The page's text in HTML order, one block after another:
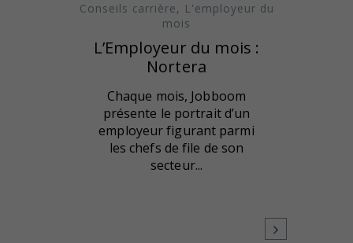
Conseils carrière, L'employeur du
mois
L’Employeur du mois :
Nortera
Chaque mois, Jobboom
présente le portrait d’un
employeur figurant parmi
les chefs de file de son
secteur...